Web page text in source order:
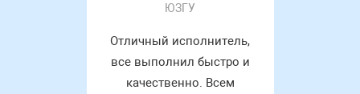
ЮЗГУ
Отличный исполнитель,
все выполнил быстро и
качественно. Всем